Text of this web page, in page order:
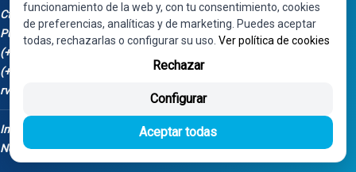
Ctra. Artazu, km 1, 31100
Puente la Reina - Navarra
(+34) 948 34 04 98
(+34) 668 848 123
rv@valdizarbe.es
Instalación Fotovoltaica - Fondos
Next Generation
funcionamiento de la web y, con tu consentimiento, cookies
de preferencias, analíticas y de marketing. Puedes aceptar
todas, rechazarlas o configurar su uso. Ver política de cookies
Rechazar
Configurar
Aceptar todas